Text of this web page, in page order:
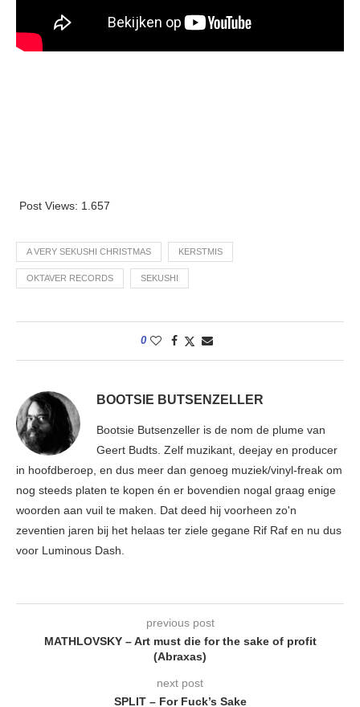
Post Views: 1.657
A VERY SEKUSHI CHRISTMAS KERSTMIS
OKTAVER RECORDS SEKUSHI
0
BOOTSIE BUTSENZELLER
Bootsie Butsenzeller is de nom de plume van
Geert Budts. Zelf muzikant, deejay en producer
in hoofdberoep, en dus meer dan genoeg muziek/vinyl-freak om
nog steeds platen te kopen én er bovendien nogal graag enige
woorden aan vuil te maken. Dat deed hij voorheen zo'n
zeventien jaren bij het helaas ter ziele gegane Rif Raf en nu dus
voor Luminous Dash.
previous post
MATHLOVSKY – Art must die for the sake of profit
(Abraxas)
next post
SPLIT – For Fuck’s Sake